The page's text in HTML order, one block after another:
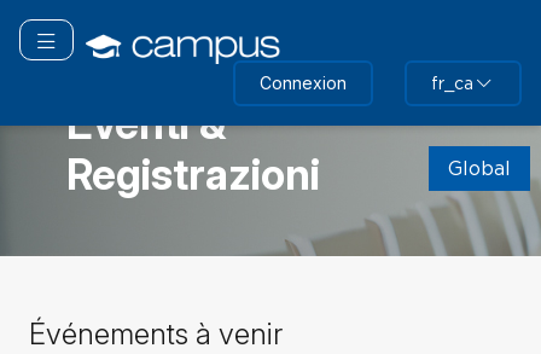
contenu
Basculer la navigation
Connexion fr_ca
Passer
(nouveau
Global
Eventi &
Registrazioni
Événements
Événements à venir